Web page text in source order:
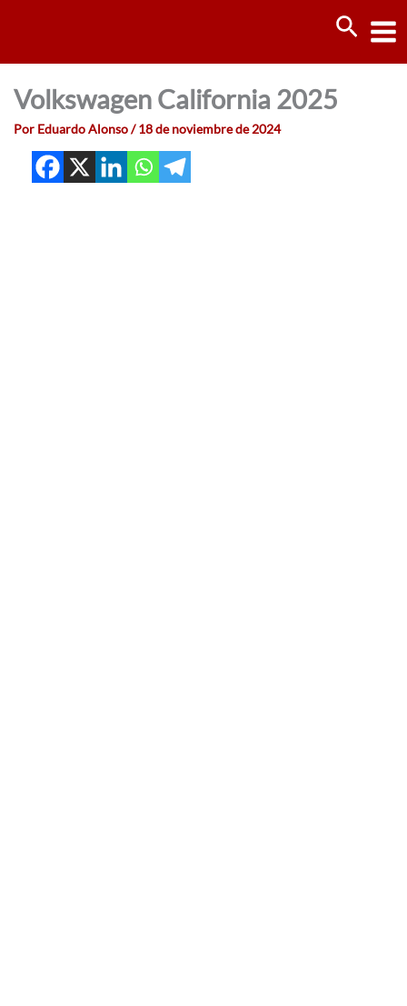
Volkswagen California 2025
Por Eduardo Alonso/18 de noviembre de 2024